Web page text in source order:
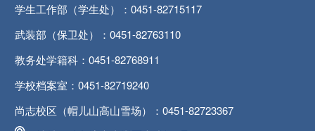
学生工作部（学生处）：0451-82715117
武装部（保卫处）：0451-82763110
教务处学籍科：0451-82768911
学校档案室：0451-82719240
尚志校区（帽儿山高山雪场）：0451-82723367